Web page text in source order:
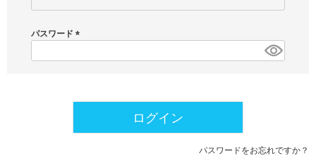
)
パスワード
必
ログイン
パスワードをお忘れですか？